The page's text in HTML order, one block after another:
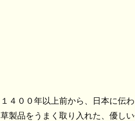
１４００年以上前から、日本に伝
草製品をうまく取り入れた、優し